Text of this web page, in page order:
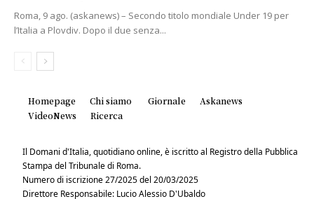
Roma, 9 ago. (askanews) – Secondo titolo mondiale Under 19 per
l’Italia a Plovdiv. Dopo il due senza...
Homepage Chi siamo Giornale
Askanews
VideoNews
Ricerca
Il Domani d'Italia, quotidiano online, è iscritto al Registro della Pubblica
Stampa del Tribunale di Roma.
Numero di iscrizione 27/2025 del 20/03/2025
Direttore Responsabile: Lucio Alessio D'Ubaldo